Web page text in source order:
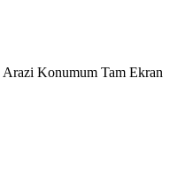
Arazi Konumum Tam Ekran